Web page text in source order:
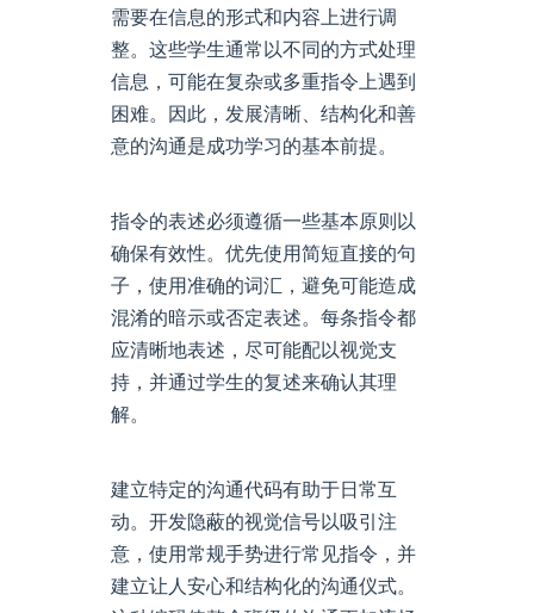
需要在信息的形式和内容上进行调
整。这些学生通常以不同的方式处理
信息，可能在复杂或多重指令上遇到
困难。因此，发展清晰、结构化和善
意的沟通是成功学习的基本前提。
指令的表述必须遵循一些基本原则以
确保有效性。优先使用简短直接的句
子，使用准确的词汇，避免可能造成
混淆的暗示或否定表述。每条指令都
应清晰地表述，尽可能配以视觉支
持，并通过学生的复述来确认其理
解。
建立特定的沟通代码有助于日常互
动。开发隐蔽的视觉信号以吸引注
意，使用常规手势进行常见指令，并
建立让人安心和结构化的沟通仪式。